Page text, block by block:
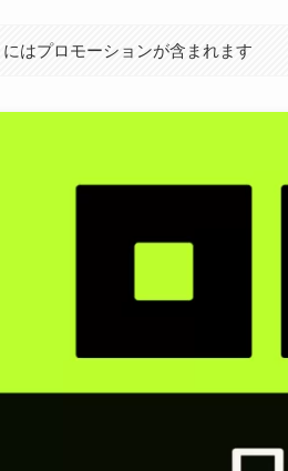
はプロモーションが含まれます